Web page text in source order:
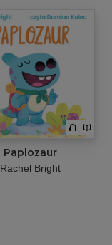
Paplozaur
Rachel Bright